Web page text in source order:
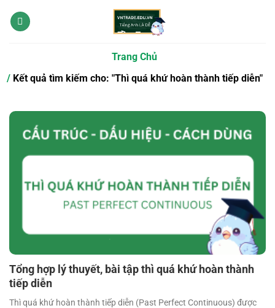
qua
Trang Chủ
Kết quả tìm kiếm cho: "Thì quá khứ hoàn thành tiếp diễn"
Tổng hợp lý thuyết, bài tập thì quá khứ hoàn thành
tiếp diễn
Thì quá khứ hoàn thành tiếp diễn (Past Perfect Continuous) được